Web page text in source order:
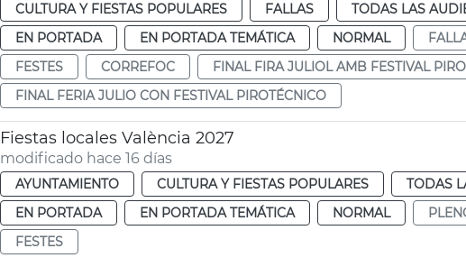
CULTURA Y FIESTAS POPULARES FALLAS TODAS LAS
EN PORTADA
EN PORTADA TEMÁTICA NORMAL
FESTES
CORREFOC
FINAL FIRA JULIOL AMB FESTIVAL
FINAL FERIA JULIO CON FESTIVAL PIROTÉCNICO
Fiestas locales València 2027
modificado hace 16 días
AYUNTAMIENTO CULTURA Y FIESTAS POPULARES TODAS
EN PORTADA
EN PORTADA TEMÁTICA NORMAL
FESTES